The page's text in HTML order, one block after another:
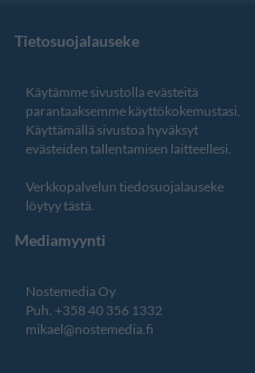
Tietosuojalauseke
Käytämme sivustolla evästeitä
parantaaksemme käyttökokemustasi.
Käyttämällä sivustoa hyväksyt
evästeiden tallentamisen laitteellesi.
Verkkopalvelun tiedosuojalauseke
löytyy tästä.
Mediamyynti
Nostemedia Oy
Puh. +358 40 356 1332
mikael@nostemedia.fi